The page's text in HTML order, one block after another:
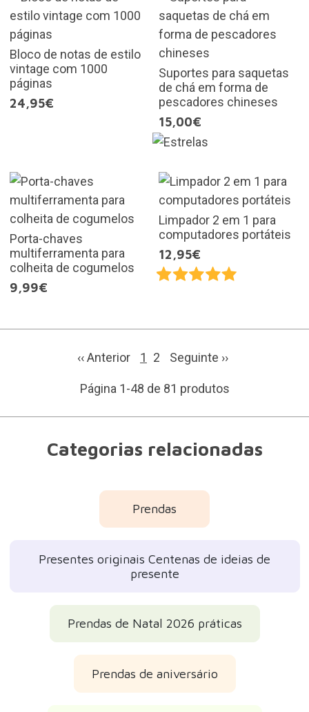
Bloco de notas de estilo
vintage com 1000
páginas
24,95€
Suportes para saquetas
de chá em forma de
pescadores chineses
15,00€
Porta-chaves
multiferramenta para
colheita de cogumelos
9,99€
Limpador 2 em 1 para
computadores portáteis
12,95€
‹‹ Anterior 1 2 Seguinte ››
Página 1-48 de 81 produtos
Categorias relacionadas
Prendas
Presentes originais Centenas de ideias de
presente
Prendas de Natal 2026 práticas
Prendas de aniversário